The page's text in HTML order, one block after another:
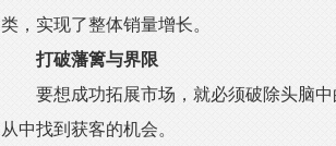
类，实现了整体销量增长。
打破藩篱与界限
要想成功拓展市场，就必须破除头脑中
从中找到获客的机会。